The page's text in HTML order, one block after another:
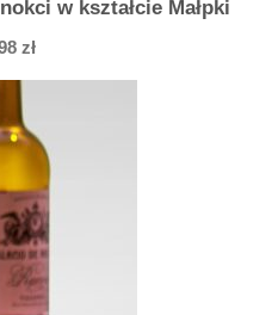
w kształcie Małpki
zł